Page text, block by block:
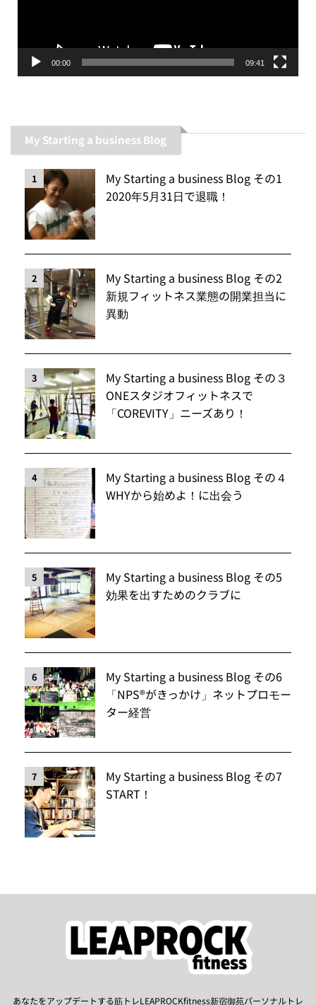
00:00 09:41
My Starting a business Blog
1
My Starting a business Blog その1
2020年5月31日で退職！
2
My Starting a business Blog その2
新規フィットネス業態の開業担当に
異動
3
My Starting a business Blog その３
ONEスタジオフィットネスで
「COREVITY」ニーズあり！
4
My Starting a business Blog その４
WHYから始めよ！に出会う
5
My Starting a business Blog その5
効果を出すためのクラブに
6
My Starting a business Blog その6
「NPS®️がきっかけ」ネットプロモー
ター経営
7
My Starting a business Blog その7
START！
あなたをアップデートする筋トレLEAPROCKfitness新宿御苑パーソナルトレ